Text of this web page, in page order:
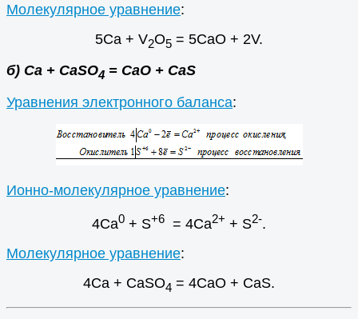
Молекулярное уравнение:
5Са + V2O5 = 5СаО + 2V.
б) Ca + СаSO4 = CaO + CaS
Уравнения электронного баланса:
Ионно-молекулярное уравнение:
4Ca0 + S+6 = 4Ca2+ + S2-.
Молекулярное уравнение:
4Са + CaSO4 = 4СаО + CaS.